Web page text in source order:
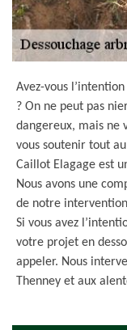
Avez-vous
? On ne peut pas
dangereux, mais ne
vous soutenir tout
Caillot Elagage est
Nous avons une
de notre
Si vous avez
votre projet en
appeler. Nous
Thenney et aux